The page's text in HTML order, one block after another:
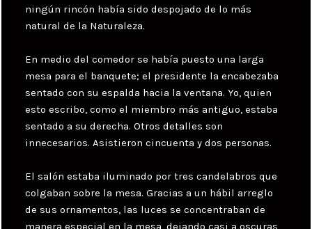
ningún rincón había sido despojado de lo más
natural de la Naturaleza.
En medio del comedor se había puesto una larga
mesa para el banquete; el presidente la encabezaba
sentado con su espalda hacia la ventana. Yo, quien
esto escribo, como el miembro más antiguo, estaba
sentado a su derecha. Otros detalles son
innecesarios. Asistieron cincuenta y dos personas.
El salón estaba iluminado por tres candelabros que
colgaban sobre la mesa. Gracias a un hábil arreglo
de sus ornamentos, las luces se concentraban de
manera especial en la mesa, dejando casi a oscuras